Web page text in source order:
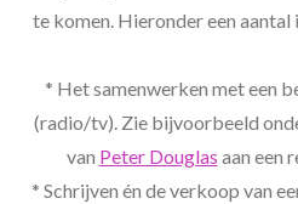
te komen. Hieronder een
* Het samenwerken met een
(radio/tv). Zie bijvoorbeeld
van Peter Douglas aan een
* Schrijven én de verkoop van